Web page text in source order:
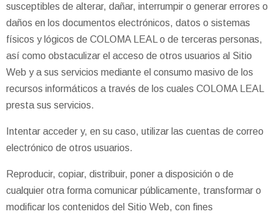
susceptibles de alterar, dañar, interrumpir o generar errores o
daños en los documentos electrónicos, datos o sistemas
físicos y lógicos de COLOMA LEAL o de terceras personas,
así como obstaculizar el acceso de otros usuarios al Sitio
Web y a sus servicios mediante el consumo masivo de los
recursos informáticos a través de los cuales COLOMA LEAL
presta sus servicios.
Intentar acceder y, en su caso, utilizar las cuentas de correo
electrónico de otros usuarios.
Reproducir, copiar, distribuir, poner a disposición o de
cualquier otra forma comunicar públicamente, transformar o
modificar los contenidos del Sitio Web, con fines